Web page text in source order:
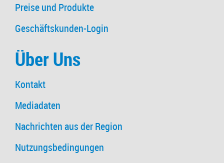
Preise und Produkte
Geschäftskunden-Login
Über Uns
Kontakt
Mediadaten
Nachrichten aus der Region
Nutzungsbedingungen